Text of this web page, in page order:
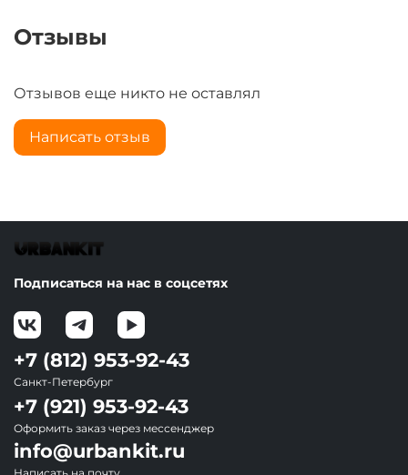
Отзывы
Отзывов еще никто не оставлял
Написать отзыв
Подписаться на нас в соцсетях
+7 (812) 953-92-43
Санкт-Петербург
+7 (921) 953-92-43
Оформить заказ через мессенджер
info@urbankit.ru